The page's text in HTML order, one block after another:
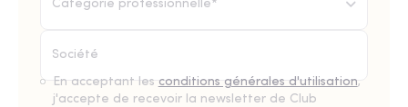
Catégorie professionnelle*
En acceptant les conditions générales d'utilisation,
j'accepte de recevoir la newsletter de Club